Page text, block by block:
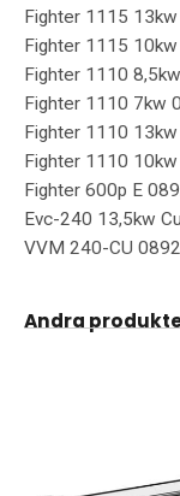
Fighter 1115
Fighter 1115
Fighter 1110
Fighter 1110 7kw
Fighter 1110
Fighter 1110
Fighter 600p E
Evc-240 13,5kw
VVM 240-CU
Andra